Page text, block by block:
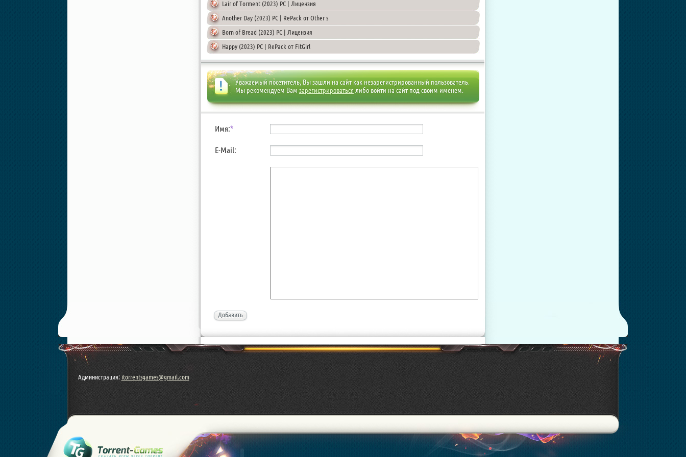
Lair of Torment (2023) PC | Лицензия
Another Day (2023) PC | RePack от Other s
Born of Bread (2023) PC | Лицензия
Happy (2023) PC | RePack от FitGirl
Уважаемый посетитель, Вы зашли на сайт как незарегистрированный пользователь.
Мы рекомендуем Вам зарегистрироватьсялибо войти на сайт под своим именем.
Имя:*
E-Mail:
Добавить
Администрация:itorrentsgames@gmail.com